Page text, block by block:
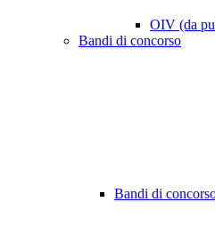
OIV (da
Bandi di concorso
Bandi di